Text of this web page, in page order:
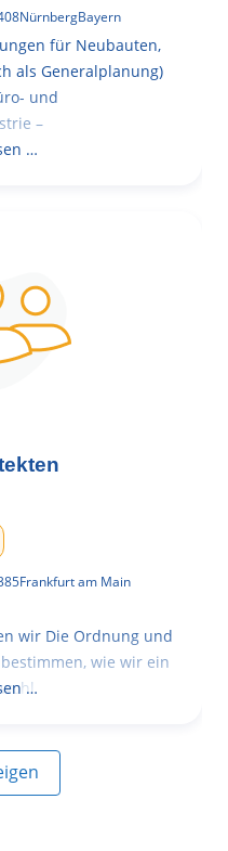
NürnbergBayern
für Neubauten,
als Generalplanung)
und
–
…
Frankfurt am Main
wir Die Ordnung und
wie wir ein
…